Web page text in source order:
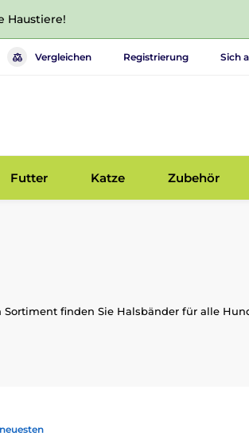
Haustiere!
Vergleichen Registrierung Sich
Futter Katze Zubehör
finden Sie Halsbänder für alle